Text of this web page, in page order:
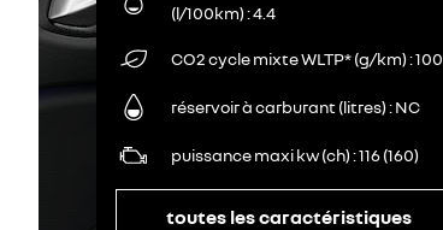
(l/100km) 4.4
CO2 cycle mixte WLTP* (g/km) 100
réservoir à carburant (litres) NC
puissance maxi kw (ch) 116 (160)
toutes les caractéristiques